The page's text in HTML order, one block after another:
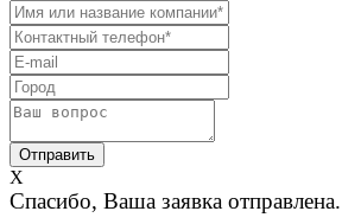
X
Спасибо, Ваша заявка отправлена.